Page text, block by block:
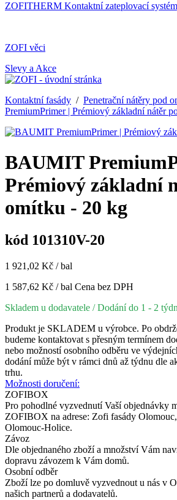
ZOFITHERM Kontaktní zateplovací
ZOFI věci
Slevy a Akce
Kontaktní fasády / Penetrační nátěry pod
PremiumPrimer | Prémiový základní nátěr
BAUMIT
Prémiový základní
omítku - 20 kg
kód 101310V-20
1 921,02 Kč / bal
1 587,62 Kč / bal Cena bez DPH
Skladem u dodavatele / Dodání do 1 - 2
Produkt je SKLADEM u výrobce. Po
budeme kontaktovat s přesným termínem
nebo možností osobního odběru ve
dodání může být v rámci dnů až týdnu dle
trhu.
Možnosti doručení:
ZOFIBOX
Pro pohodlné vyzvednutí Vaší objednávky
ZOFIBOX na adrese: Zofi fasády
Olomouc-Holice.
Závoz
Dle objednaného zboží a množství Vám
dopravu závozem k Vám domů.
Osobní odběr
Zboží lze po domluvě vyzvednout u nás v
našich partnerů a dodavatelů.